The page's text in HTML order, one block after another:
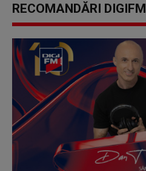
RECOMANDĂRI DIGIFM